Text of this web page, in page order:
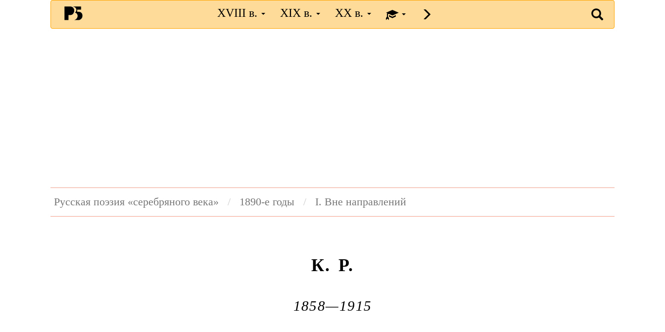
XVIII в. XIX в. XX в.
Русская поэзия «серебряного века» 1890-e годы I. Вне направлений
К. Р.
1858—1915